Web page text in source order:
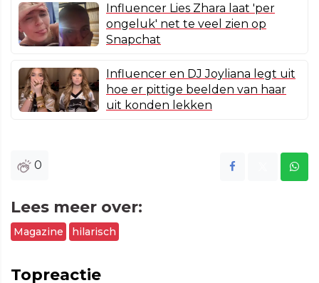
Influencer Lies Zhara laat 'per
ongeluk' net te veel zien op
Snapchat
Influencer en DJ Joyliana legt uit
hoe er pittige beelden van haar
uit konden lekken
0
Lees meer over:
Magazine hilarisch
Topreactie